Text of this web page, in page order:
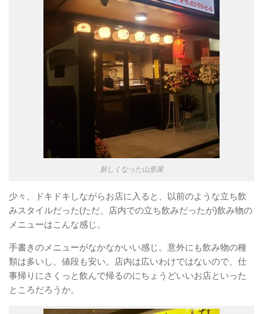
新しくなった山形屋
少々、ドキドキしながらお店に入ると、以前のような立ち飲
みスタイルだった(ただ、店内での立ち飲みだったが)飲み物の
メニューはこんな感じ。
手書きのメニューがなかなかいい感じ。意外にも飲み物の種
類は多いし、値段も安い。店内は広いわけではないので、仕
事帰りにさくっと飲んで帰るのにちょうどいいお店といった
ところだろうか。